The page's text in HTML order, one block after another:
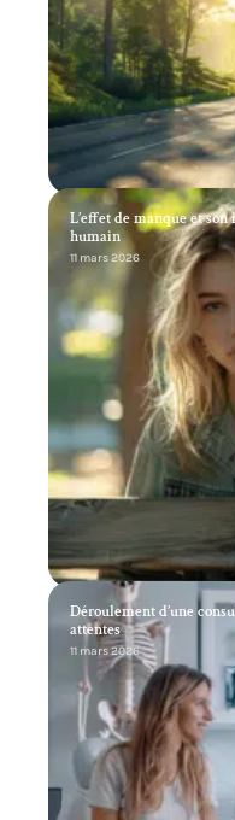
L’effet de manque et
humain
11 mars 2026
Déroulement d’une
attentes
11 mars 2026